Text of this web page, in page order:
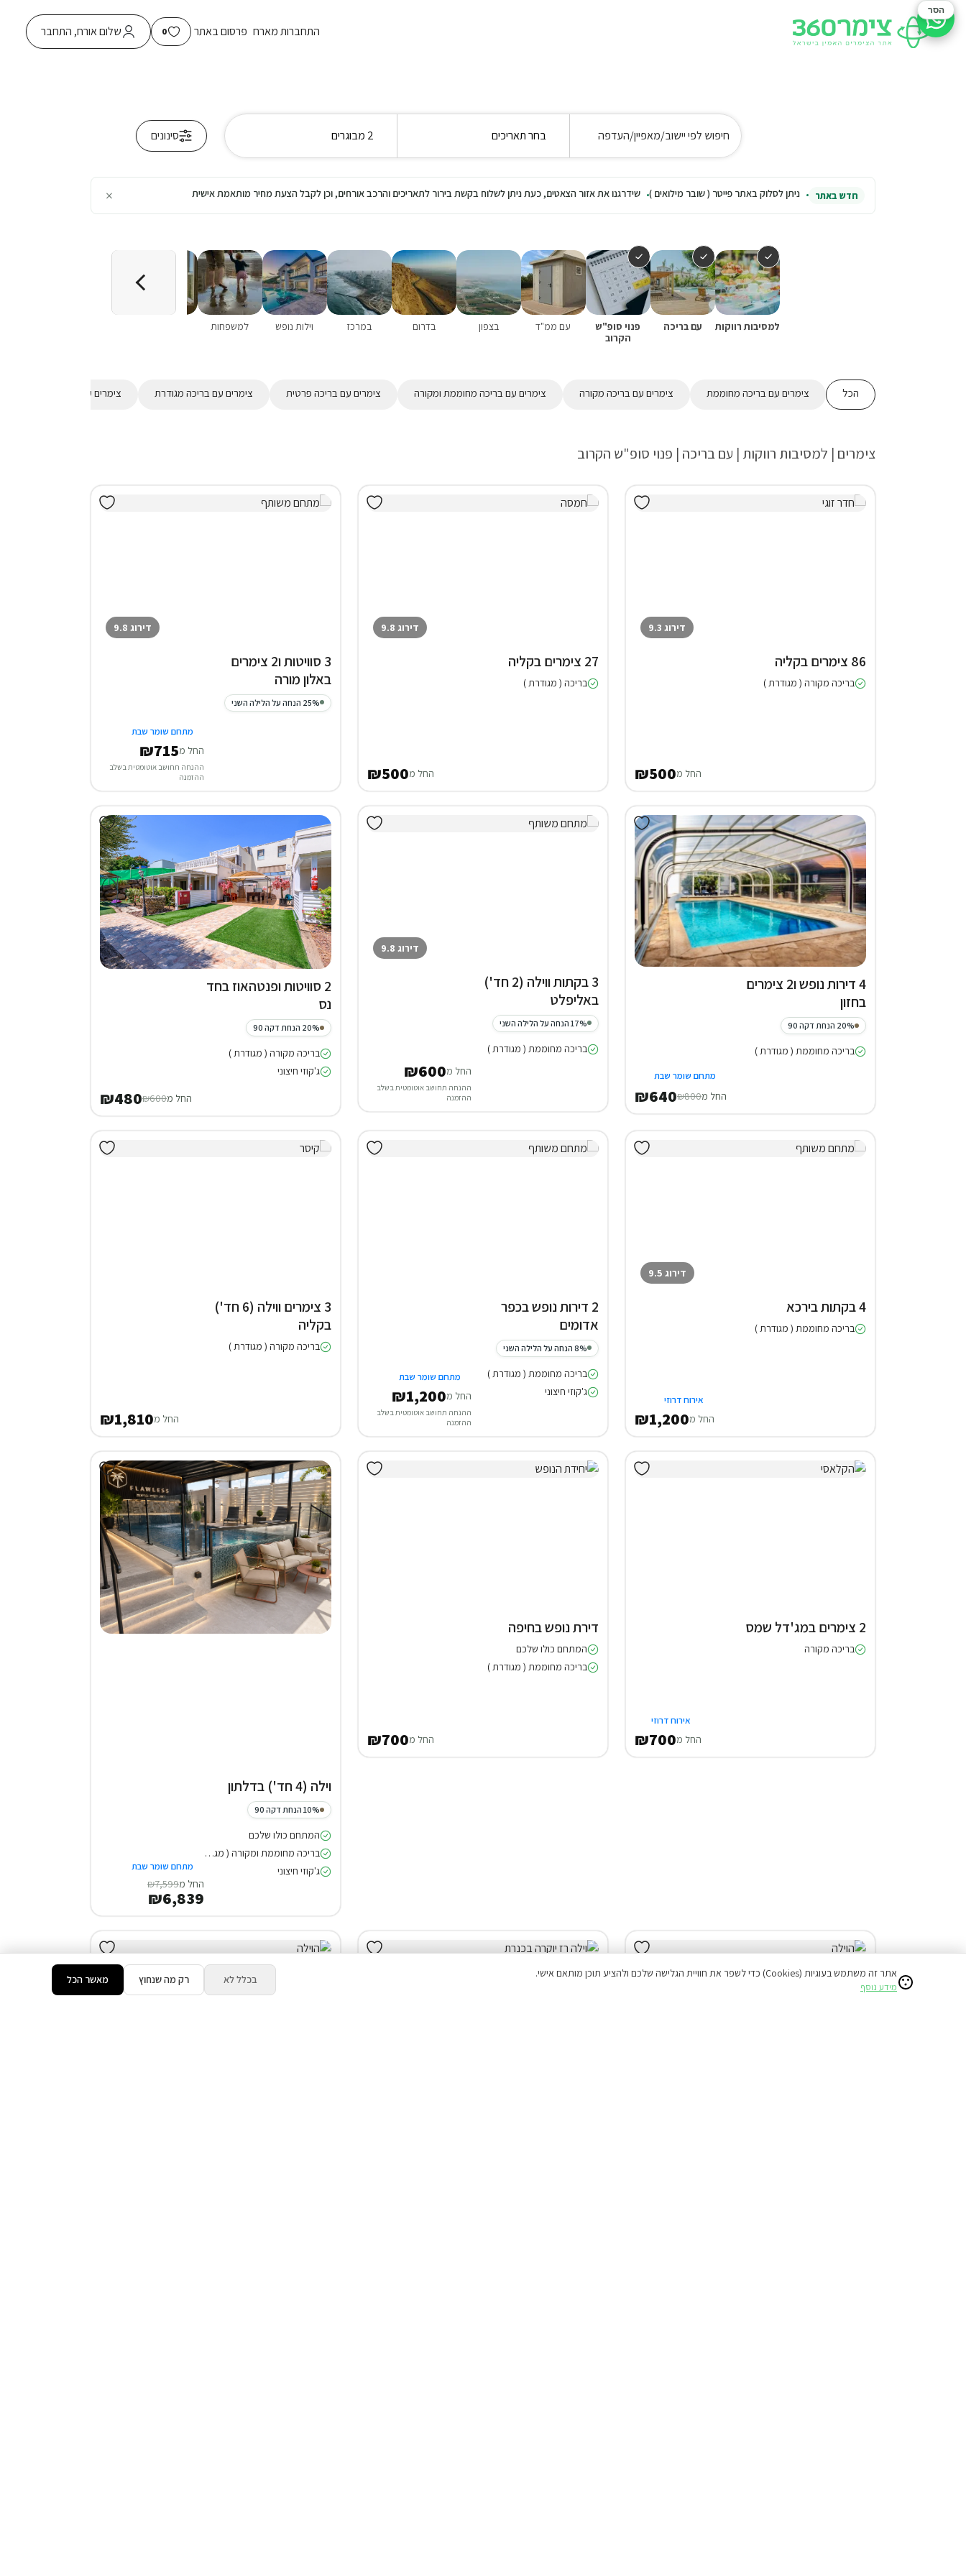
התחברות מארח פרסום באתר 0 שלום אורח, התחבר
חיפוש לפי יישוב/מאפיין/העדפה בחר תאריכים 2 מבוגרים סינונים
חדש באתר ניתן לסלוק באתר פייטר ( שובר מילואים ) שידרגנו את אזור הצאטים, כעת ניתן לשלוח בקשת בירור לתאריכים והרכב אורחים, וכן לקבל הצעת מחיר מותאמת אישית ×
למסיבות רווקות עם בריכה
פנוי סופ"ש
הקרוב
עם ממ"ד בצפון בדרום במרכז וילות נופש למשפחות
הכל צימרים עם בריכה מחוממת צימרים עם בריכה מקורה צימרים עם בריכה מחוממת ומקורה צימרים עם בריכה פרטית צימרים עם בריכה מגודרת צימרים עם בריכת פעוטות
צימרים | למסיבות רווקות | עם בריכה | פנוי סופ"ש הקרוב
דירוג 9.3
86 צימרים בקליה
בריכה מקורה ( מגודרת )
החל מ₪500
דירוג 9.8
27 צימרים בקליה
בריכה ( מגודרת )
החל מ₪500
דירוג 9.8
3 סוויטות ו2 צימרים
באלון מורה
25% הנחה על הלילה השני
מתחם שומר שבת
החל מ₪715
ההנחה תחושב אוטומטית בשלב
ההזמנה
4 דירות נופש ו2 צימרים
בחזון
20% הנחת דקה 90
בריכה מחוממת ( מגודרת )
מתחם שומר שבת
החל מ₪800
₪640
דירוג 9.8
3 בקתות ווילה (2 חד')
באליפלט
17% הנחה על הלילה השני
בריכה מחוממת ( מגודרת )
החל מ₪600
ההנחה תחושב אוטומטית בשלב
ההזמנה
2 סוויטות ופנטהאוז בחד
נס
20% הנחת דקה 90
בריכה מקורה ( מגודרת )
ג'קוזי חיצוני
החל מ₪600
₪480
דירוג 9.5
4 בקתות בירכא
בריכה מחוממת ( מגודרת )
אירוח דרוזי
החל מ₪1,200
2 דירות נופש בכפר
אדומים
8% הנחה על הלילה השני
בריכה מחוממת ( מגודרת )
ג'קוזי חיצוני
מתחם שומר שבת
החל מ₪1,200
ההנחה תחושב אוטומטית בשלב
ההזמנה
3 צימרים ווילה (6 חד')
בקליה
בריכה מקורה ( מגודרת )
החל מ₪1,810
2 צימרים במג'דל שמס
בריכה מקורה
אירוח דרוזי
החל מ₪700
דירת נופש בחיפה
המתחם כולו שלכם
בריכה מחוממת ( מגודרת )
החל מ₪700
וילה (4 חד') בדלתון
10% הנחת דקה 90
המתחם כולו שלכם
בריכה מחוממת ומקורה ( מגודרת )
ג'קוזי חיצוני
מתחם שומר שבת
החל מ₪7,599
₪6,839
אתר זה משתמש בעוגיות (Cookies) כדי לשפר את חוויית הגלישה שלכם ולהציע תוכן מותאם אישי.
מידע נוסף
בכלל לא רק מה שנחוץ מאשר הכל
סיוע בהזמנה
הסר